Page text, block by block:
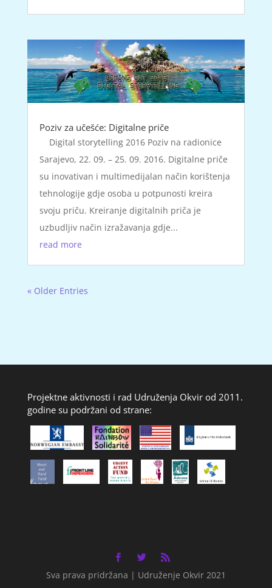
Poziv za učešće: Digitalne priče
Digital storytelling 2016 Poziv na radionice
Sarajevo, 22. 09. – 25. 09. 2016. Digitalne priče
su inovativan i multimedijalan način korištenja
tehnologije gdje osoba u potpunosti kreira
svoju priču. Kreiranje digitalnih priča je
uzbudljiv način izražavanja gdje...
read more
« Older Entries
Projektne aktivnosti i rad Udruženja Okvir od 2011.
godine su podržani od strane:
Sva prava pridržana | Udruženje Okvir 2021